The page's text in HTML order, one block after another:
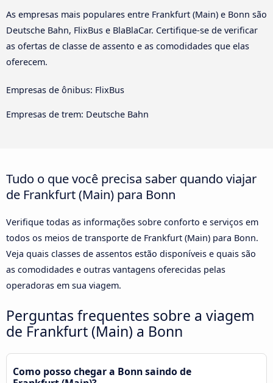
As empresas mais populares entre Frankfurt (Main) e Bonn são
Deutsche Bahn, FlixBus e BlaBlaCar. Certifique-se de verificar
as ofertas de classe de assento e as comodidades que elas
oferecem.
Empresas de ônibus: FlixBus
Empresas de trem: Deutsche Bahn
Tudo o que você precisa saber quando viajar
de Frankfurt (Main) para Bonn
Verifique todas as informações sobre conforto e serviços em
todos os meios de transporte de Frankfurt (Main) para Bonn.
Veja quais classes de assentos estão disponíveis e quais são
as comodidades e outras vantagens oferecidas pelas
operadoras em sua viagem.
Perguntas frequentes sobre a viagem
de Frankfurt (Main) a Bonn
Como posso chegar a Bonn saindo de